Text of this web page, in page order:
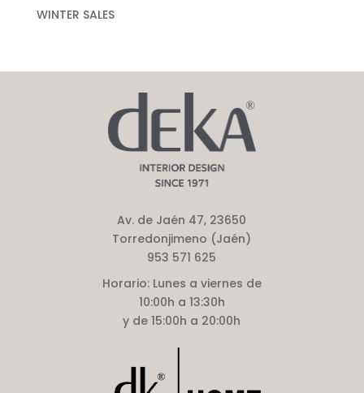
WINTER SALES
Av. de Jaén 47, 23650
Torredonjimeno (Jaén)
953 571 625
Horario:Lunes a viernes de
10:00h a 13:30h
y de 15:00h a 20:00h